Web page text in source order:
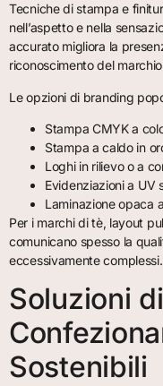
Tecniche di stampa e
nell’aspetto e nella
accurato migliora la
riconoscimento del
Le opzioni di branding
Stampa CMYK a
Stampa a caldo in
Loghi in rilievo o a
Evidenziazioni a UV
Laminazione opaca
Per i marchi di tè, layout
comunicano spesso la
eccessivamente complessi.
Soluzioni di
Sostenibili